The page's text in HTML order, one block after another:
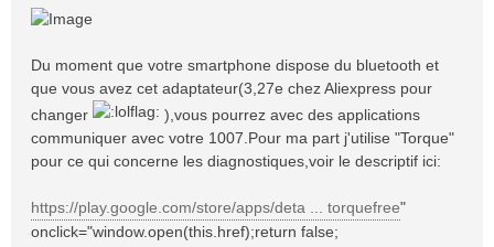
Du moment que votre smartphone dispose du bluetooth et
que vous avez cet adaptateur(3,27e chez Aliexpress pour
changer
),vous pourrez avec des applications
communiquer avec votre 1007.Pour ma part j'utilise "Torque"
pour ce qui concerne les diagnostiques,voir le descriptif ici:
https://play.google.com/store/apps/deta ... torquefree"
onclick="window.open(this.href);return false;